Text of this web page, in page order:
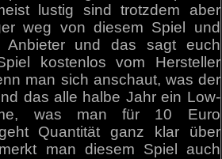
lustig sind trotzdem aber
weg von diesem Spiel und
Anbieter und das sagt euch
kostenlos vom Hersteller
man sich anschaut, was der
das alle halbe Jahr ein Low-
was man für 10 Euro
Quantität ganz klar über
man diesem Spiel auch